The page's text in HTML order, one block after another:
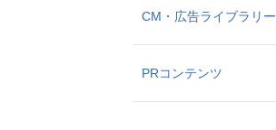
CM・広告ライブラリー
PRコンテンツ